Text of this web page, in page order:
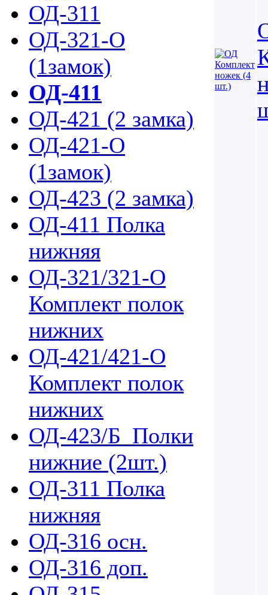
ОД-311
ОД-321-О
(1замок)
ОД-411
ОД-421 (2 замка)
ОД-421-О
(1замок)
ОД-423 (2 замка)
ОД-411 Полка
нижняя
ОД-321/321-О
Комплект полок
нижних
ОД-421/421-О
Комплект полок
нижних
ОД-423/Б_Полки
нижние (2шт.)
ОД-311 Полка
нижняя
ОД-316 осн.
ОД-316 доп.